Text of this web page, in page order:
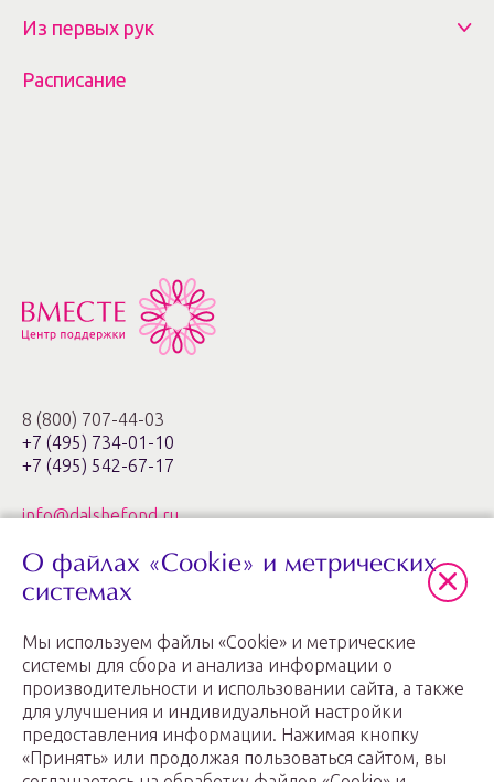
8 (800) 707-44-03
+7 (495) 734-01-10
+7 (495) 542-67-17
info@dalshefond.ru
119285, г. Москва,
ул. Минская, 1г, корп. 3, офис ХХIa,
График работы: пн.-пт. с 11:00 до 20:00
Из первых рук
Расписание
О файлах «Cookie» и метрических
системах
Мы используем файлы «Cookie» и метрические
системы для сбора и анализа информации о
производительности и использовании сайта, а также
для улучшения и индивидуальной настройки
предоставления информации. Нажимая кнопку
«Принять» или продолжая пользоваться сайтом, вы